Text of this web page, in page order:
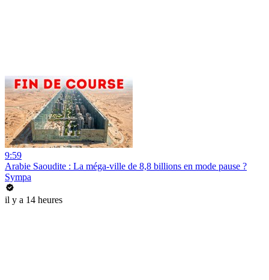
9:59
Arabie Saoudite : La méga-ville de 8,8 billions en mode pause ?
Sympa
il y a 14 heures